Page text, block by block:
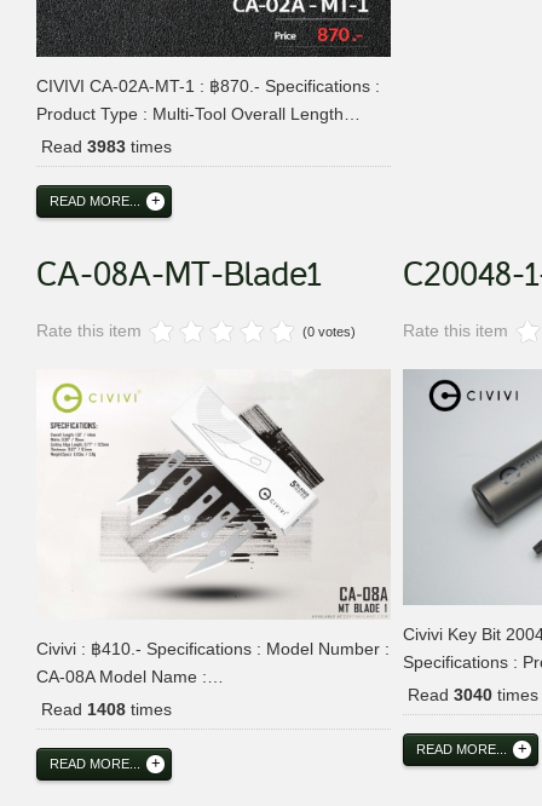
CIVIVI CA-02A-MT-1 : ฿870.- Specifications :
Product Type : Multi-Tool Overall Length…
Read 3983 times
READ MORE...
CA-08A-MT-Blade1
Rate this item (0 votes)
Civivi : ฿410.- Specifications : Model Number :
CA-08A Model Name :…
Read 1408 times
READ MORE...
C20048-
Rate this item
Civivi Key Bit
Specifications :
Read3040 times
READ MORE...